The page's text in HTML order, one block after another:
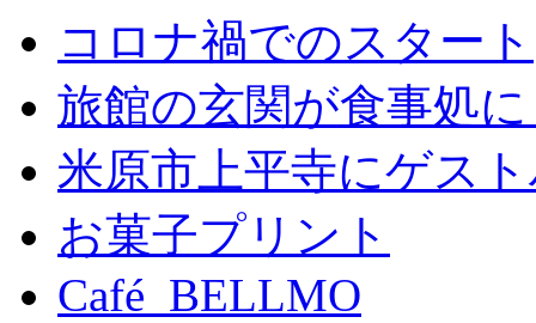
コロナ禍でのスタート
旅館の玄関が食事処
米原市上平寺にゲス
お菓子プリント
Café BELLMO